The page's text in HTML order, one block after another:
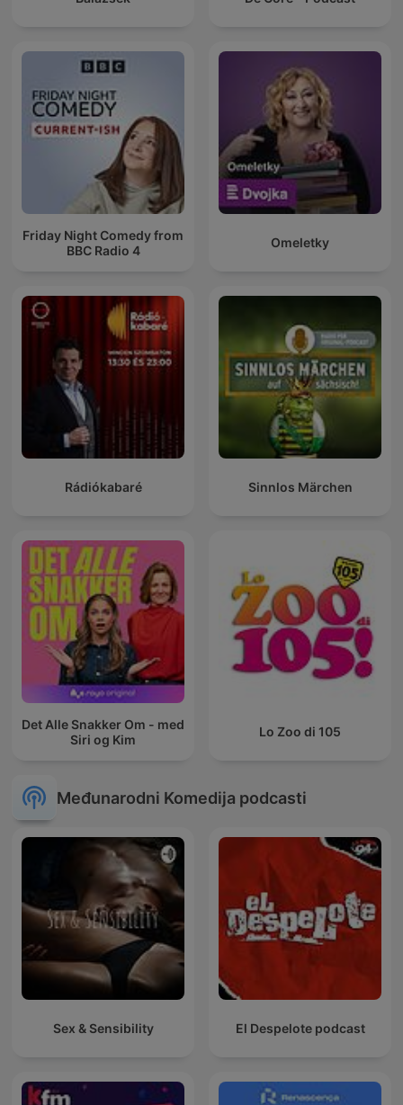
Friday Night Comedy from
BBC Radio 4
Omeletky
Rádiókabaré Sinnlos Märchen
Det Alle Snakker Om - med
Siri og Kim
Lo Zoo di 105
Međunarodni Komedija podcasti
Sex & Sensibility El Despelote podcast